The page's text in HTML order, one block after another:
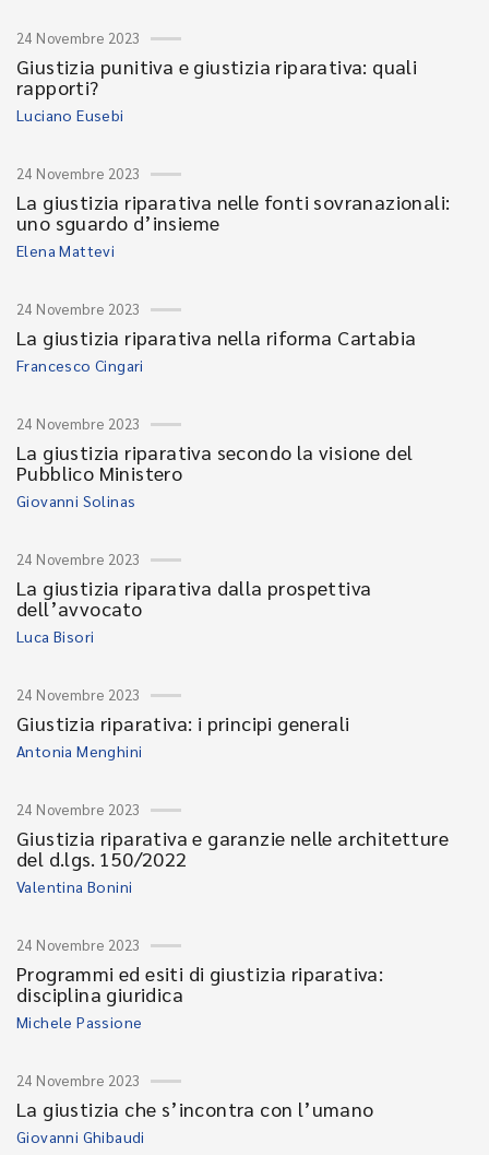
24 Novembre 2023
Giustizia punitiva e giustizia riparativa: quali
rapporti?
Luciano Eusebi
24 Novembre 2023
La giustizia riparativa nelle fonti sovranazionali:
uno sguardo d’insieme
Elena Mattevi
24 Novembre 2023
La giustizia riparativa nella riforma Cartabia
Francesco Cingari
24 Novembre 2023
La giustizia riparativa secondo la visione del
Pubblico Ministero
Giovanni Solinas
24 Novembre 2023
La giustizia riparativa dalla prospettiva
dell’avvocato
Luca Bisori
24 Novembre 2023
Giustizia riparativa: i principi generali
Antonia Menghini
24 Novembre 2023
Giustizia riparativa e garanzie nelle architetture
del d.lgs. 150/2022
Valentina Bonini
24 Novembre 2023
Programmi ed esiti di giustizia riparativa:
disciplina giuridica
Michele Passione
24 Novembre 2023
La giustizia che s’incontra con l’umano
Giovanni Ghibaudi